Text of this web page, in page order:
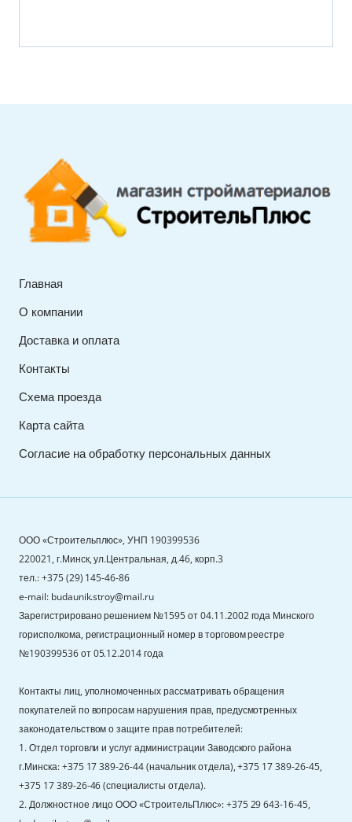
Главная
О компании
Доставка и оплата
Контакты
Схема проезда
Карта сайта
Согласие на обработку персональных данных
ООО «Строительплюс», УНП 190399536
220021, г.Минск, ул.Центральная, д.46, корп.3
тел.: +375 (29) 145-46-86
e-mail: budaunik.stroy@mail.ru
Зарегистрировано решением №1595 от 04.11.2002 года Минского
горисполкома, регистрационный номер в торговом реестре
№190399536 от 05.12.2014 года
Контакты лиц, уполномоченных рассматривать обращения
покупателей по вопросам нарушения прав, предусмотренных
законодательством о защите прав потребителей:
1. Отдел торговли и услуг администрации Заводского района
г.Минска: +375 17 389-26-44 (начальник отдела), +375 17 389-26-45,
+375 17 389-26-46 (специалисты отдела).
2. Должностное лицо ООО «СтроительПлюс»: +375 29 643-16-45,